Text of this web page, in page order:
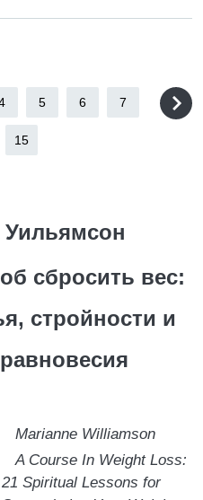
5 6 7
15
сбросить вес:
стройности и
Marianne Williamson
A Course In Weight Loss:
21 Spiritual Lessons for